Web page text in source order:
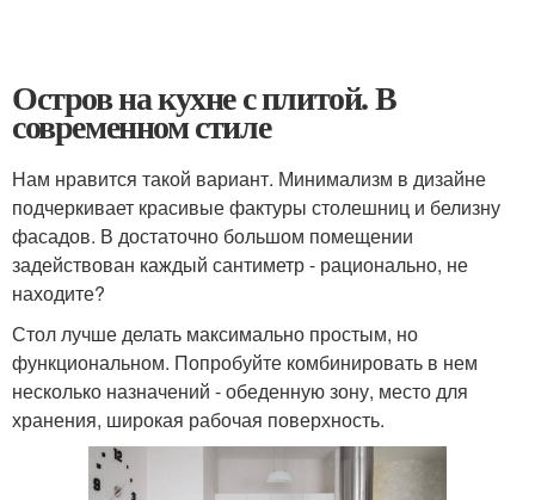
Остров на кухне с плитой. В
современном стиле
Нам нравится такой вариант. Минимализм в дизайне
подчеркивает красивые фактуры столешниц и белизну
фасадов. В достаточно большом помещении
задействован каждый сантиметр - рационально, не
находите?
Стол лучше делать максимально простым, но
функциональном. Попробуйте комбинировать в нем
несколько назначений - обеденную зону, место для
хранения, широкая рабочая поверхность.